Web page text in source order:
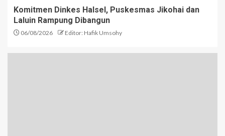
Komitmen Dinkes Halsel, Puskesmas Jikohai dan
Laluin Rampung Dibangun
06/08/2026 Editor: Hafik Umsohy